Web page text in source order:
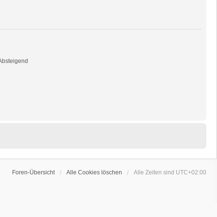
Foren-Übersicht Alle Cookies löschen Alle Zeiten sind UTC+02:00